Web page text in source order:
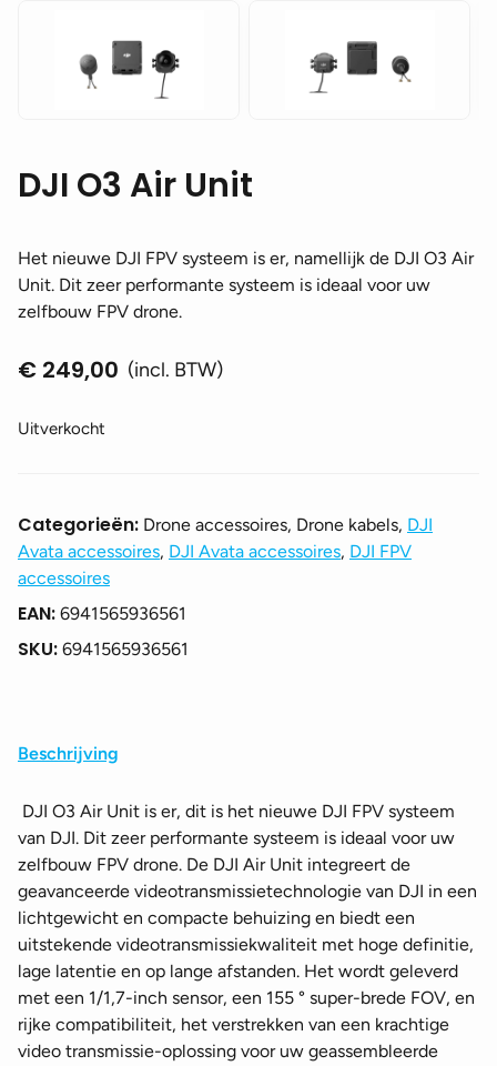
DJI O3 Air Unit
Het nieuwe DJI FPV systeem is er, namellijk de DJI O3 Air
Unit. Dit zeer performante systeem is ideaal voor uw
zelfbouw FPV drone.
€ 249,00 (incl. BTW)
Uitverkocht
Categorieën: Drone accessoires, Drone kabels, DJI
Avata accessoires, DJI Avata accessoires, DJI FPV
accessoires
EAN: 6941565936561
SKU: 6941565936561
Beschrijving
DJI O3 Air Unit is er, dit is het nieuwe DJI FPV systeem
van DJI. Dit zeer performante systeem is ideaal voor uw
zelfbouw FPV drone. De DJI Air Unit integreert de
geavanceerde videotransmissietechnologie van DJI in een
lichtgewicht en compacte behuizing en biedt een
uitstekende videotransmissiekwaliteit met hoge definitie,
lage latentie en op lange afstanden. Het wordt geleverd
met een 1/1,7-inch sensor, een 155 ° super-brede FOV, en
rijke compatibiliteit, het verstrekken van een krachtige
video transmissie-oplossing voor uw geassembleerde